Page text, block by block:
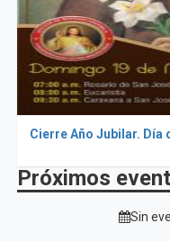
Cierre Año Jubilar. Día
Próximos
Sin